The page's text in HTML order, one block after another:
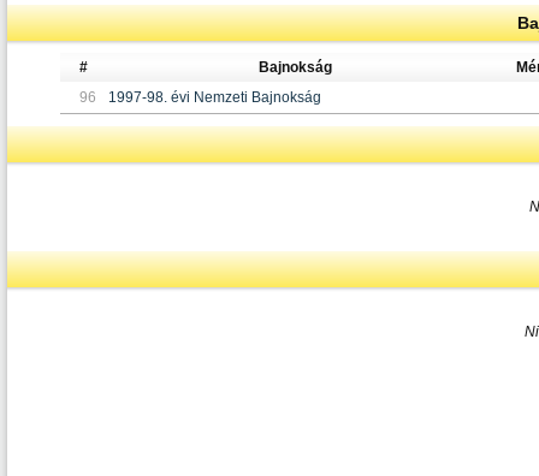
# Bajnokság
96
1997-98. évi Nemzeti Bajnokság